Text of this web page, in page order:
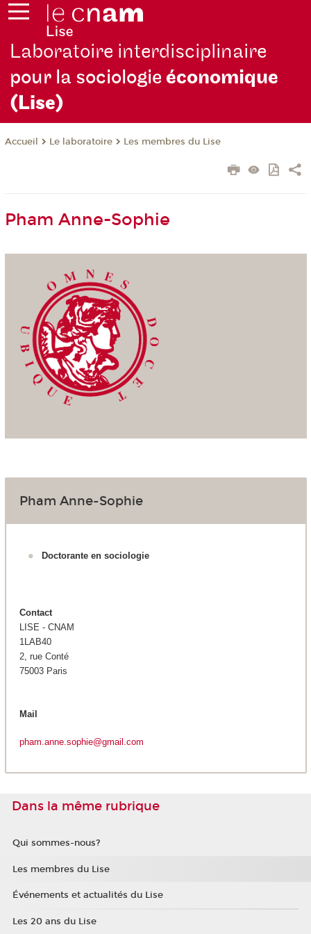
Laboratoire interdisciplinaire
pour la sociologieéconomique
(Lise)
Accueil Le laboratoire Les membres du Lise
Pham Anne-Sophie
Pham Anne-Sophie
Doctorante en sociologie
Contact
LISE - CNAM
1LAB40
2, rue Conté
75003 Paris
Mail
pham.anne.sophie@gmail.com
Dans la même rubrique
Qui sommes-nous?
Les membres du Lise
Événements et actualités du Lise
Les 20 ans du Lise